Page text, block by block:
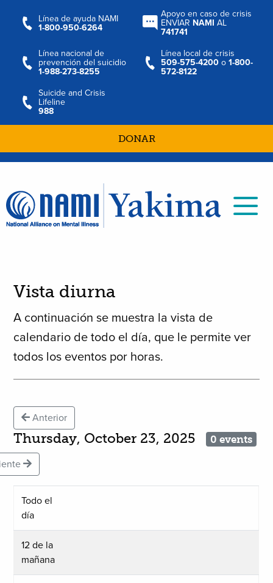
Línea de ayuda NAMI
1-800-950-6264
Apoyo en caso de crisis
ENVIAR NAMI AL
741741
Línea nacional de
prevención del suicidio
1-988-273-8255
Línea local de crisis
509-575-4200 o1-800-
572-8122
Suicide and Crisis
Lifeline
988
DONAR
Vista diurna
A continuación se muestra la vista de
calendario de todo el día, que le permite ver
todos los eventos por horas.
Anterior
Thursday, October 23, 2025 0 events
Todo el
día
12 de la
mañana